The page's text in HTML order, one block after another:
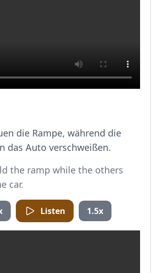
die Rampe, während die
das Auto verschweißen.
the ramp while the others
car.
Listen 1.5x